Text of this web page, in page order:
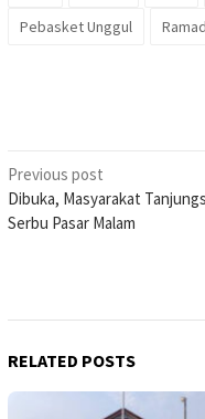
Pebasket Unggul
Post
navigation
Previous post
Dibuka, Masyarakat
Serbu Pasar Malam
RELATED POSTS